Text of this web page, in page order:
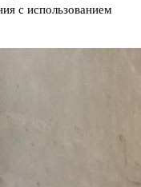
с использованием